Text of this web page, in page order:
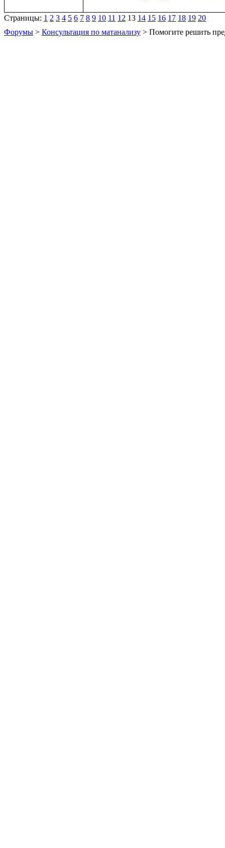
Страницы: 1 2 3 4 5 6 7 8 9 10 11 12 13 14 15 16 17 18 19 20
Форумы > Консультация по матанализу > Помогите решить